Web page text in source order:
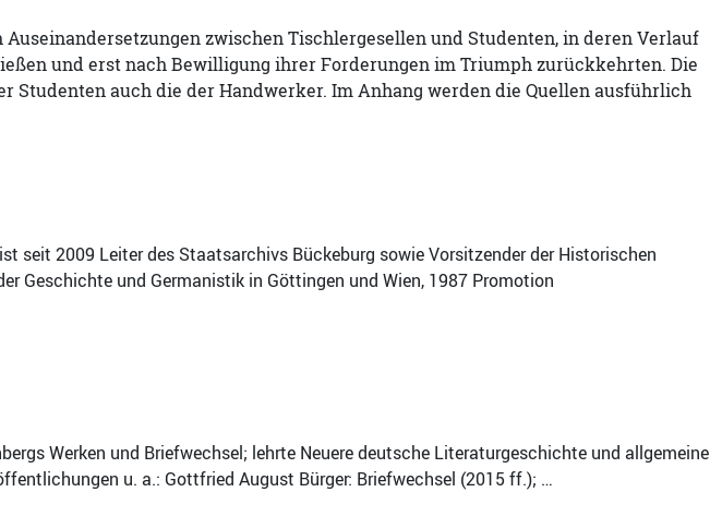
zwischen Tischlergesellen und Studenten, in deren Verlauf
und erst nach Bewilligung ihrer Forderungen im Triumph zurückkehrten. Die
Studenten auch die der Handwerker. Im Anhang werden die Quellen ausführlich
seit 2009 Leiter des Staatsarchivs Bückeburg sowie Vorsitzender der Historischen
Geschichte und Germanistik in Göttingen und Wien, 1987 Promotion
Werken und Briefwechsel; lehrte Neuere deutsche Literaturgeschichte und allgemeine
u. a.: Gottfried August Bürger: Briefwechsel (2015 ff.); …